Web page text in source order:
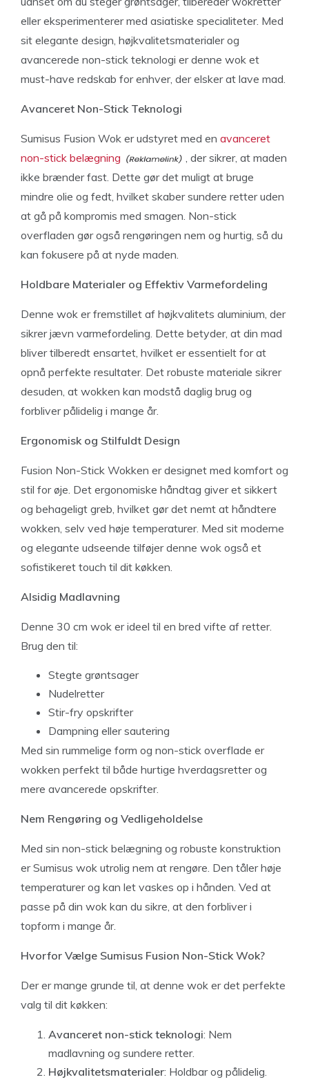
eller eksperimenterer med asiatiske specialiteter. Med
sit elegante design, højkvalitetsmaterialer og
avancerede non-stick teknologi er denne wok et
must-have redskab for enhver, der elsker at lave mad.
Avanceret Non-Stick Teknologi
Sumisus Fusion Wok er udstyret med en avanceret
non-stick belægning
, der sikrer, at maden
ikke brænder fast. Dette gør det muligt at bruge
mindre olie og fedt, hvilket skaber sundere retter uden
at gå på kompromis med smagen. Non-stick
overfladen gør også rengøringen nem og hurtig, så du
kan fokusere på at nyde maden.
Holdbare Materialer og Effektiv Varmefordeling
Denne wok er fremstillet af højkvalitets aluminium, der
sikrer jævn varmefordeling. Dette betyder, at din mad
bliver tilberedt ensartet, hvilket er essentielt for at
opnå perfekte resultater. Det robuste materiale sikrer
desuden, at wokken kan modstå daglig brug og
forbliver pålidelig i mange år.
Ergonomisk og Stilfuldt Design
Fusion Non-Stick Wokken er designet med komfort og
stil for øje. Det ergonomiske håndtag giver et sikkert
og behageligt greb, hvilket gør det nemt at håndtere
wokken, selv ved høje temperaturer. Med sit moderne
og elegante udseende tilføjer denne wok også et
sofistikeret touch til dit køkken.
Alsidig Madlavning
Denne 30 cm wok er ideel til en bred vifte af retter.
Brug den til:
Stegte grøntsager
Nudelretter
Stir-fry opskrifter
Dampning eller sautering
Med sin rummelige form og non-stick overflade er
wokken perfekt til både hurtige hverdagsretter og
mere avancerede opskrifter.
Nem Rengøring og Vedligeholdelse
Med sin non-stick belægning og robuste konstruktion
er Sumisus wok utrolig nem at rengøre. Den tåler høje
temperaturer og kan let vaskes op i hånden. Ved at
passe på din wok kan du sikre, at den forbliver i
topform i mange år.
Hvorfor Vælge Sumisus Fusion Non-Stick Wok?
Der er mange grunde til, at denne wok er det perfekte
valg til dit køkken:
Avanceret non-stick teknologi: Nem
madlavning og sundere retter.
Højkvalitetsmaterialer: Holdbar og pålidelig.